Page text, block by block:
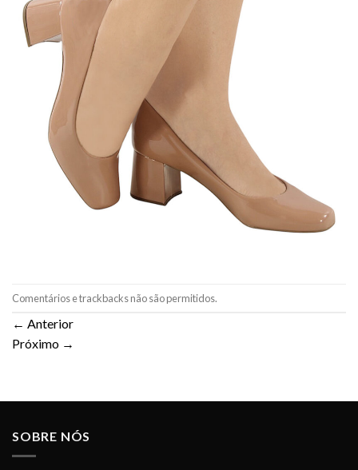
Comentários e trackbacks não são permitidos.
← Anterior
Próximo →
SOBRE NÓS